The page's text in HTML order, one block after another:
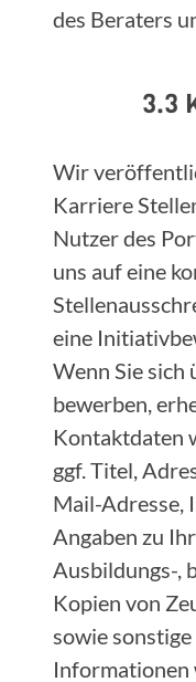
des Beraters
3.3
Wir
Karriere
Nutzer des
uns auf eine
eine
Wenn Sie sich
bewerben,
Kontaktdaten
ggf. Titel,
Mail-Adresse,
Angaben zu
Ausbildungs-,
Kopien von
sowie
Informationen